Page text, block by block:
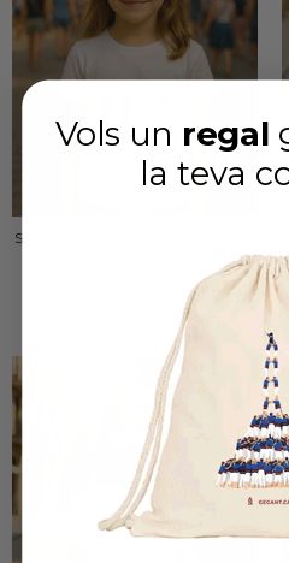
Samarreta dels Gegants de Solsona
Vols un regal
la teva